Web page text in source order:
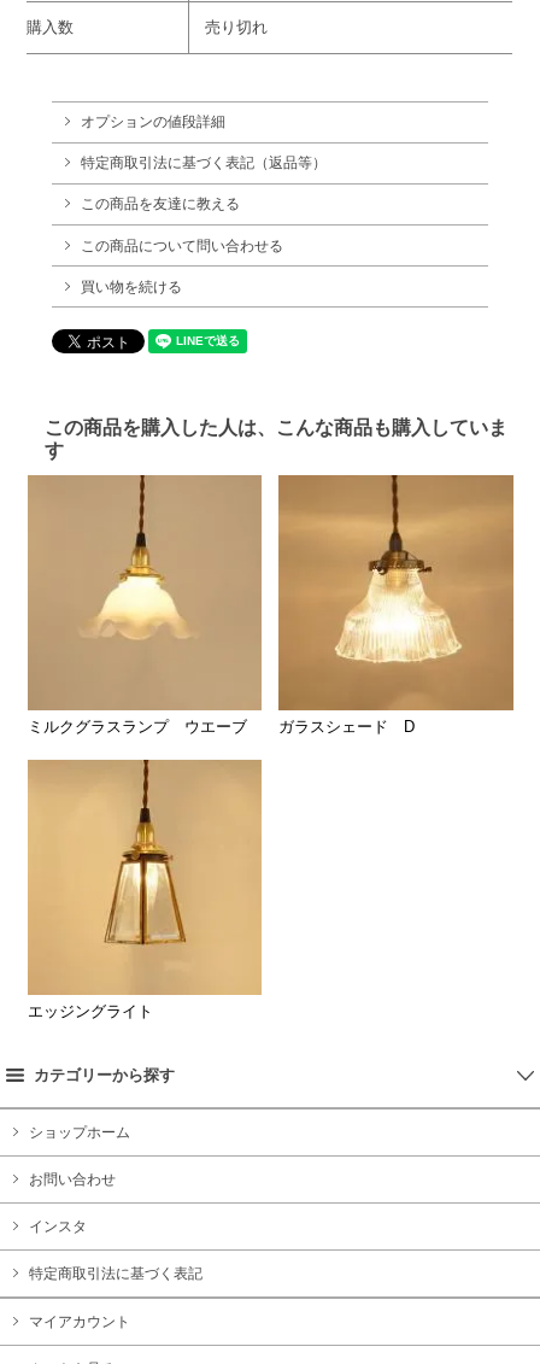
購入数 売り切れ
オプションの値段詳細
特定商取引法に基づく表記（返品等）
この商品を友達に教える
この商品について問い合わせる
買い物を続ける
この商品を購入した人は、こんな商品も購入していま
す
ミルクグラスランプ ウエーブ ガラスシェード D
エッジングライト
カテゴリーから探す
ショップホーム
お問い合わせ
インスタ
特定商取引法に基づく表記
マイアカウント